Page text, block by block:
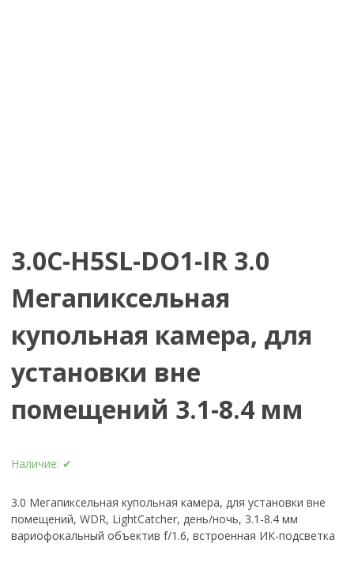
3.0C-H5SL-DO1-IR 3.0
Мегапиксельная
купольная камера, для
установки вне
помещений 3.1-8.4 мм
Наличие: ✔
3.0 Мегапиксельная купольная камера, для установки вне
помещений, WDR, LightCatcher, день/ночь, 3.1-8.4 мм
вариофокальный объектив f/1.6, встроенная ИК-подсветка